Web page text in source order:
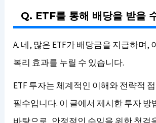
Q. ETF를 통해 배당을 받을
A. 네, 많은 ETF가 배당금을 지급하며,
복리 효과를 누릴 수 있습니다.
ETF 투자는 체계적인 이해와 전략적
필수입니다. 이 글에서 제시한 투자 방
바탕으로, 안정적인 수익을 위한 첫걸